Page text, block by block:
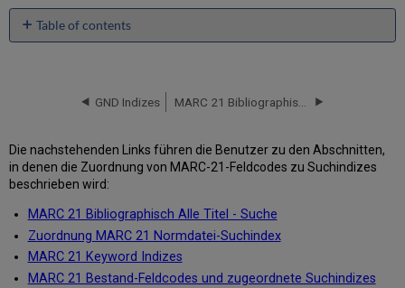
Table of contents
Updates
GND Indizes MARC 21 Bibliographisch Alle Titel - Suche
Die nachstehenden Links führen die Benutzer zu den Abschnitten,
in denen die Zuordnung von MARC-21-Feldcodes zu Suchindizes
beschrieben wird:
MARC 21 Bibliographisch Alle Titel - Suche
Zuordnung MARC 21 Normdatei-Suchindex
MARC 21 Keyword Indizes
MARC 21 Bestand-Feldcodes und zugeordnete Suchindizes